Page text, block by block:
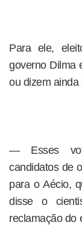
Para ele,
governo Dilma
ou dizem ainda
— Esses
candidatos de
para o Aécio,
disse o
reclamação do